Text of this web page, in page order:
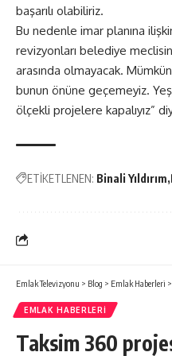
başarılı olabiliriz.
Bu nedenle imar planına
revizyonları belediye
arasında olmayacak.
bunun önüne geçemeyiz.
ölçekli projelere kapalıyız”
ETİKETLENEN: Binali Yıldırım
Emlak Televizyonu > Blog > Emlak Haberleri
EMLAK HABERLERI
Taksim 360